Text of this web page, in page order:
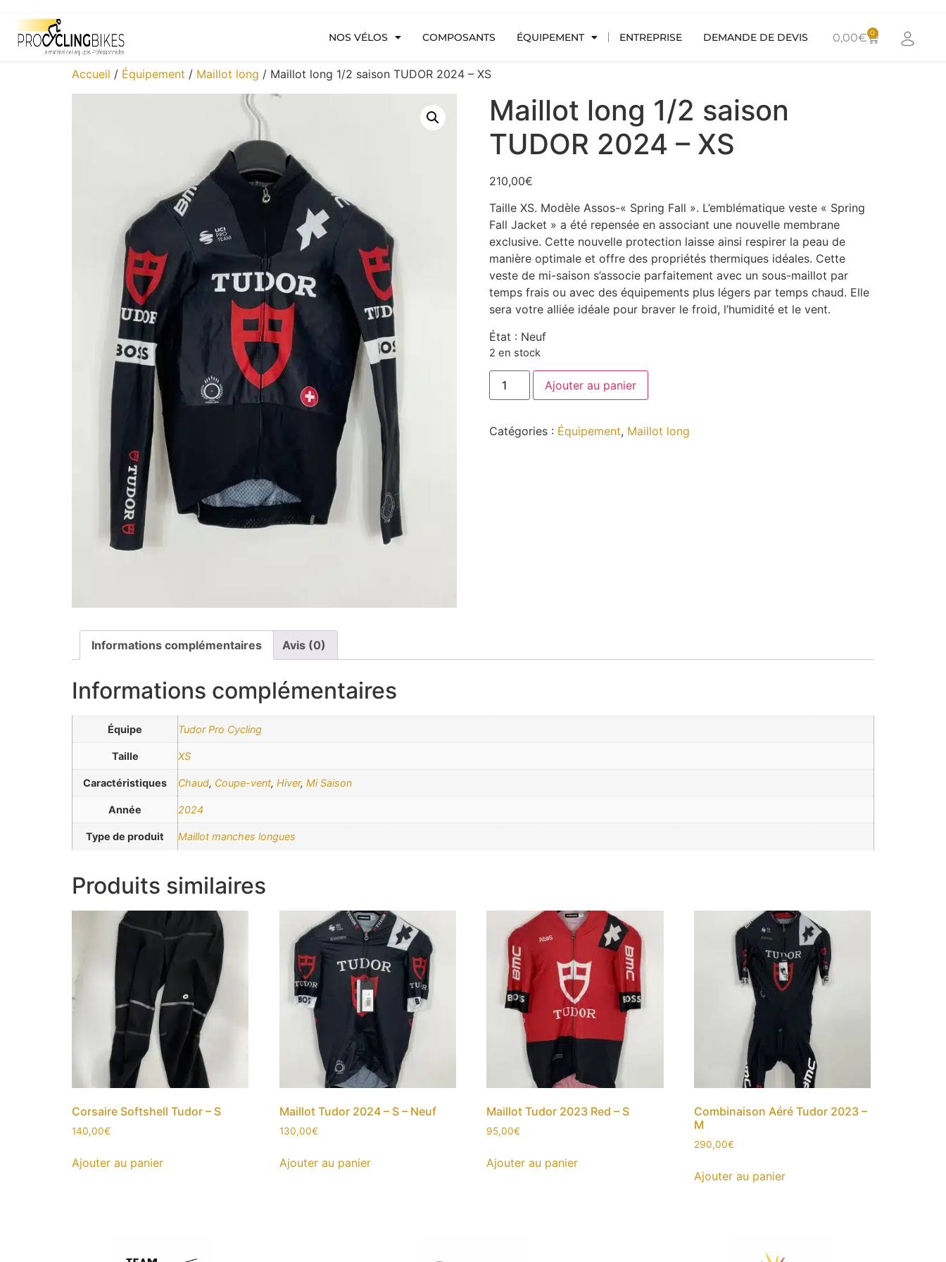
NOS VÉLOS COMPOSANTS ÉQUIPEMENT ENTREPRISE DEMANDE DE DEVIS 0,00€ 0
Accueil / Équipement / Maillot long / Maillot long 1/2 saison TUDOR 2024 – XS
Maillot long 1/2 saison
TUDOR 2024 – XS
210,00€
Taille XS. Modèle Assos-« Spring Fall ». L’emblématique veste « Spring
Fall Jacket » a été repensée en associant une nouvelle membrane
exclusive. Cette nouvelle protection laisse ainsi respirer la peau de
manière optimale et offre des propriétés thermiques idéales. Cette
veste de mi-saison s’associe parfaitement avec un sous-maillot par
temps frais ou avec des équipements plus légers par temps chaud. Elle
sera votre alliée idéale pour braver le froid, l’humidité et le vent.
État : Neuf
2 en stock
Ajouter au panier
Catégories : Équipement, Maillot long
Informations complémentaires Avis (0)
Informations complémentaires
Équipe Tudor Pro Cycling
Taille XS
Caractéristiques Chaud, Coupe-vent, Hiver, Mi Saison
Année 2024
Type de produit Maillot manches longues
Produits similaires
Corsaire Softshell Tudor – S
140,00€
Ajouter au panier
Maillot Tudor 2024 – S – Neuf
130,00€
Ajouter au panier
Maillot Tudor 2023 Red – S
95,00€
Ajouter au panier
Combinaison Aéré Tudor 2023 –
M
290,00€
Ajouter au panier